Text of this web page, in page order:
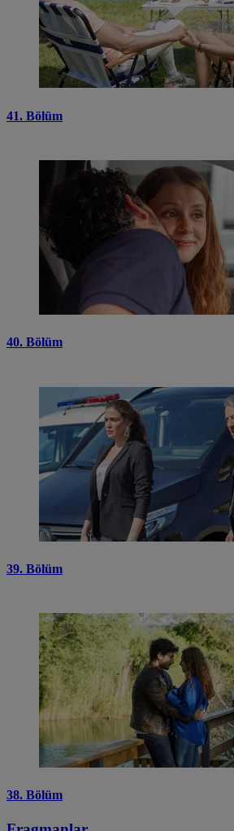
41. Bölüm
40. Bölüm
39. Bölüm
38. Bölüm